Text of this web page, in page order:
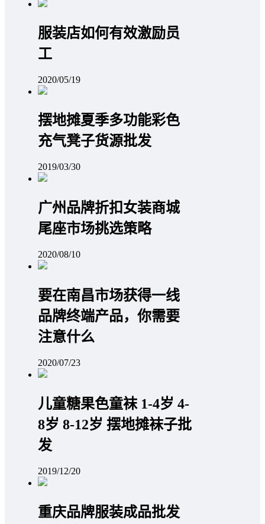
服装店如何有效激励员
工
2020/05/19
摆地摊夏季多功能彩色
充气凳子货源批发
2019/03/30
广州品牌折扣女装商城
尾座市场挑选策略
2020/08/10
要在南昌市场获得一线
品牌终端产品，你需要
注意什么
2020/07/23
儿童糖果色童袜 1-4岁 4-
8岁 8-12岁 摆地摊袜子批
发
2019/12/20
重庆品牌服装成品批发